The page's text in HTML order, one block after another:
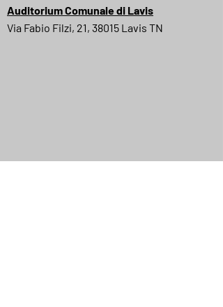
Auditorium Comunale di Lavis
Via Fabio Filzi, 21, 38015 Lavis TN